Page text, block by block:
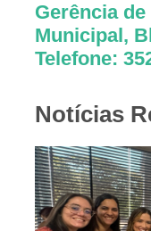
Gerência
Municipal,
Telefone:
Notícias